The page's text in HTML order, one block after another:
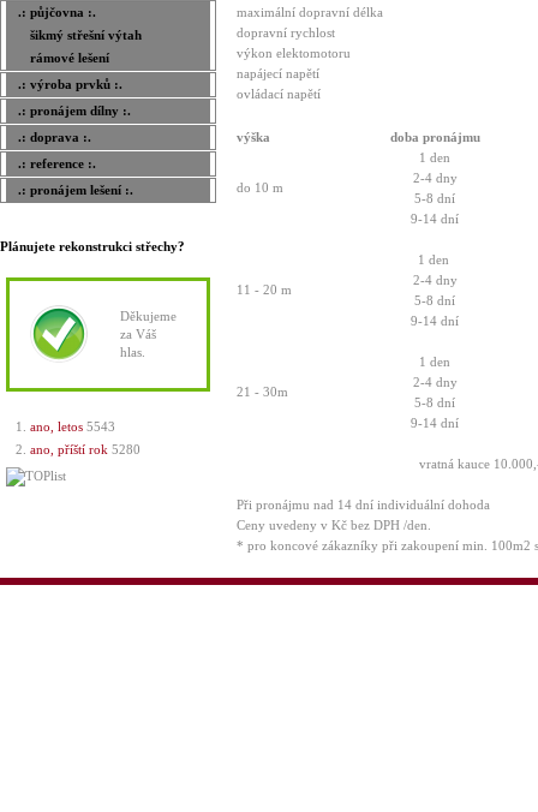
.: půjčovna :.
šikmý střešní výtah
rámové lešení
.: výroba prvků :.
.: pronájem dílny :.
.: doprava :.
.: reference :.
.: pronájem lešení :.
Plánujete rekonstrukci střechy?
Děkujeme
za Váš
hlas.
ano, letos 5543
ano, příští rok 5280
maximální dopravní délka
dopravní rychlost
výkon elektomotoru
napájecí napětí
ovládací napětí
výška doba pronájmu
do 10 m
1 den
2-4 dny
5-8 dní
9-14 dní
11 - 20 m
1 den
2-4 dny
5-8 dní
9-14 dní
21 - 30m
1 den
2-4 dny
5-8 dní
9-14 dní
vratná kauce
Při pronájmu nad 14 dní individuální dohoda
Ceny uvedeny v Kč bez DPH /den.
* pro koncové zákazníky při zakoupení min.